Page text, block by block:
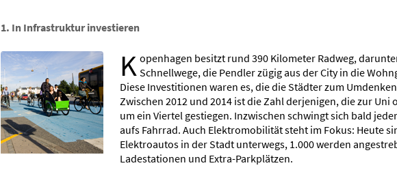
1. In Infrastruktur investieren
K openhagen besitzt rund 390 Kilometer Radweg,
Schnellwege, die Pendler zügig aus der City in die
Diese Investitionen waren es, die die Städter zum
Zwischen 2012 und 2014 ist die Zahl derjenigen, die zur Uni
um ein Viertel gestiegen. Inzwischen schwingt sich bald
aufs Fahrrad. Auch Elektromobilität steht im Fokus: Heute
Elektroautos in der Stadt unterwegs, 1.000 werden
Ladestationen und Extra-Parkplätzen.